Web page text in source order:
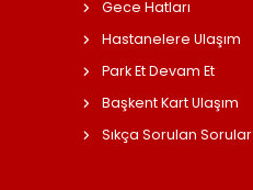
Gece Hatları
Hastanelere Ulaşım
Park Et Devam Et
Başkent Kart Ulaşım
Sıkça Sorulan Sorular